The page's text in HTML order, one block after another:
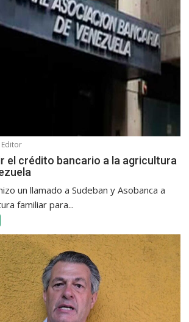
Editor
el crédito bancario a la agricultura
un llamado a Sudeban y Asobanca a
familiar para...